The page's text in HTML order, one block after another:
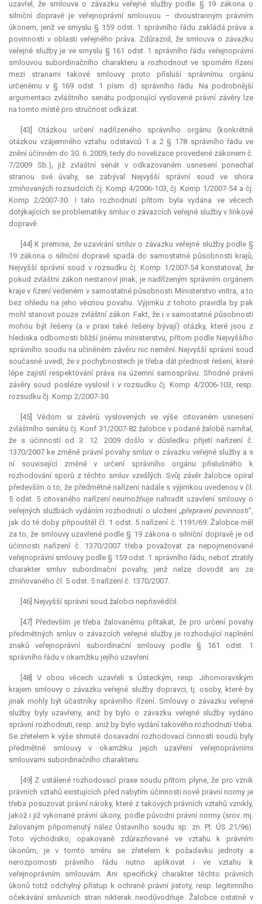
uzavřel, že smlouva o závazku veřejné služby podle § 19 zákona o
silniční dopravě je veřejnoprávní smlouvou – dvoustranným právním
úkonem, jenž ve smyslu § 159 odst. 1 správního řádu zakládá práva a
povinnosti v oblasti veřejného práva. Zdůraznil, že smlouva o závazku
veřejné služby je ve smyslu § 161 odst. 1 správního řádu veřejnoprávní
smlouvou subordinačního charakteru a rozhodnout ve sporném řízení
mezi stranami takové smlouvy proto přísluší správnímu orgánu
určenému v § 169 odst. 1 písm. d) správního řádu. Na podrobnější
argumentaci zvláštního senátu podporující vyslovené právní závěry lze
na tomto místě pro stručnost odkázat.
[43] Otázkou určení nadřízeného správního orgánu (konkrétně
otázkou vzájemného vztahu odstavců 1 a 2 § 178 správního řádu ve
znění účinném do 30. 6. 2009, tedy do novelizace provedené zákonem č.
7/2009 Sb.), již zvláštní senát v odkazovaném usnesení ponechal
stranou své úvahy, se zabýval Nejvyšší správní soud ve shora
zmiňovaných rozsudcích čj. Komp 4/2006-103, čj. Komp 1/2007-54 a čj.
Komp 2/2007-30. I tato rozhodnutí přitom byla vydána ve věcech
dotýkajících se problematiky smluv o závazcích veřejné služby v linkové
dopravě.
[44] K premise, že uzavírání smluv o závazku veřejné služby podle §
19 zákona o silniční dopravě spadá do samostatné působnosti krajů,
Nejvyšší správní soud v rozsudku čj. Komp 1/2007-54 konstatoval, že
pokud zvláštní zákon nestanoví jinak, je nadřízeným správním orgánem
kraje v řízení vedeném v samostatné působnosti Ministerstvo vnitra, a to
bez ohledu na jeho věcnou povahu. Výjimku z tohoto pravidla by pak
mohl stanovit pouze zvláštní zákon. Fakt, že i v samostatné působnosti
mohou být řešeny (a v praxi také řešeny bývají) otázky, které jsou z
hlediska odbornosti bližší jinému ministerstvu, přitom podle Nejvyššího
správního soudu na učiněném závěru nic nemění. Nejvyšší správní soud
současně uvedl, že v pochybnostech je třeba dát přednost řešení, které
lépe zajistí respektování práva na územní samosprávu. Shodné právní
závěry soud posléze vyslovil i v rozsudku čj. Komp 4/2006-103, resp.
rozsudku čj. Komp 2/2007-30.
[45] Vědom si závěrů vyslovených ve výše citovaném usnesení
zvláštního senátu čj. Konf 31/2007-82 žalobce v podané žalobě namítal,
že s účinností od 3. 12. 2009 došlo v důsledku přijetí nařízení č.
1370/2007 ke změně právní povahy smluv o závazku veřejné služby a s
ní související změně v určení správního orgánu příslušného k
rozhodování sporů z těchto smluv vzešlých. Svůj závěr žalobce opíral
především o to, že předmětné nařízení nadále s výjimkou uvedenou v čl.
5 odst. 5 citovaného nařízení neumožňuje nahradit uzavření smlouvy o
veřejných službách vydáním rozhodnutí o uložení „přepravní povinnosti“,
jak do té doby připouštěl čl. 1 odst. 5 nařízení č. 1191/69. Žalobce měl
za to, že smlouvy uzavřené podle § 19 zákona o silniční dopravě je od
účinnosti nařízení č. 1370/2007 třeba považovat za nepojmenované
veřejnoprávní smlouvy podle § 159 odst. 1 správního řádu, neboť ztratily
charakter smluv subordinační povahy, jenž nelze dovodit ani ze
zmiňovaného čl. 5 odst. 5 nařízení č. 1370/2007.
[46] Nejvyšší správní soud žalobci nepřisvědčil.
[47] Především je třeba žalovanému přitakat, že pro určení povahy
předmětných smluv o závazcích veřejné služby je rozhodující naplnění
znaků veřejnoprávní subordinační smlouvy podle § 161 odst. 1
správního řádu v okamžiku jejího uzavření.
[48] V obou věcech uzavřeli s Ústeckým, resp. Jihomoravským
krajem smlouvy o závazku veřejné služby dopravci, tj. osoby, které by
jinak mohly být účastníky správního řízení. Smlouvy o závazku veřejné
služby byly uzavřeny, aniž by bylo o závazku veřejné služby vydáno
správní rozhodnutí, resp. aniž by bylo vydání takového rozhodnutí třeba.
Se zřetelem k výše shrnuté dosavadní rozhodovací činnosti soudů byly
předmětné smlouvy v okamžiku jejich uzavření veřejnoprávními
smlouvami subordinačního charakteru.
[49] Z ustálené rozhodovací praxe soudu přitom plyne, že pro vznik
právních vztahů existujících před nabytím účinnosti nové právní normy je
třeba posuzovat právní nároky, které z takových právních vztahů vznikly,
jakož i již vykonané právní úkony, podle původní právní normy (srov. mj.
žalovaným připomenutý nález Ústavního soudu sp. zn. Pl. ÚS 21/96).
Toto východisko, opakovaně zdůrazňované ve vztahu k právním
úkonům, je v tomto směru se zřetelem k požadavku jednoty a
nerozpornosti právního řádu nutno aplikovat i ve vztahu k
veřejnoprávním smlouvám. Ani specifický charakter těchto právních
úkonů totiž odchylný přístup k ochraně právní jistoty, resp. legitimního
očekávání smluvních stran nikterak neodůvodňuje. Žalobce ostatně v